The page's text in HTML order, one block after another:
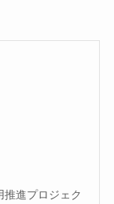
進プロジェク